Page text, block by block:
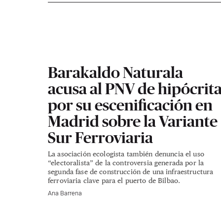
Barakaldo Naturala
acusa al PNV de
por su escenificación en
Madrid sobre la Variante
Sur Ferroviaria
La asociación ecologista también denuncia el uso
“electoralista” de la controversia generada por la
segunda fase de construcción de una infraestructura
ferroviaria clave para el puerto de Bilbao.
Ana Barrena